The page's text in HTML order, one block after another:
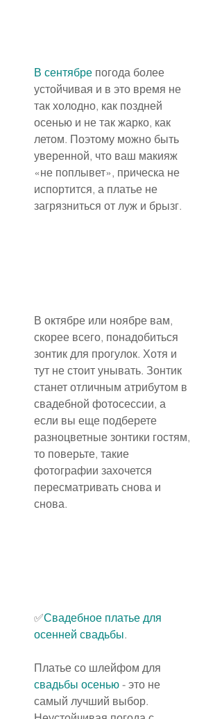
В сентябре погода более
устойчивая и в это время не
так холодно, как поздней
осенью и не так жарко, как
летом. Поэтому можно быть
уверенной, что ваш макияж
«не поплывет», прическа не
испортится, а платье не
загрязниться от луж и брызг.
В октябре или ноябре вам,
скорее всего, понадобиться
зонтик для прогулок. Хотя и
тут не стоит унывать. Зонтик
станет отличным атрибутом в
свадебной фотосессии, а
если вы еще подберете
разноцветные зонтики гостям,
то поверьте, такие
фотографии захочется
пересматривать снова и
снова.
✅Свадебное платье для
осенней свадьбы.
Платье со шлейфом для
свадьбы осенью - это не
самый лучший выбор.